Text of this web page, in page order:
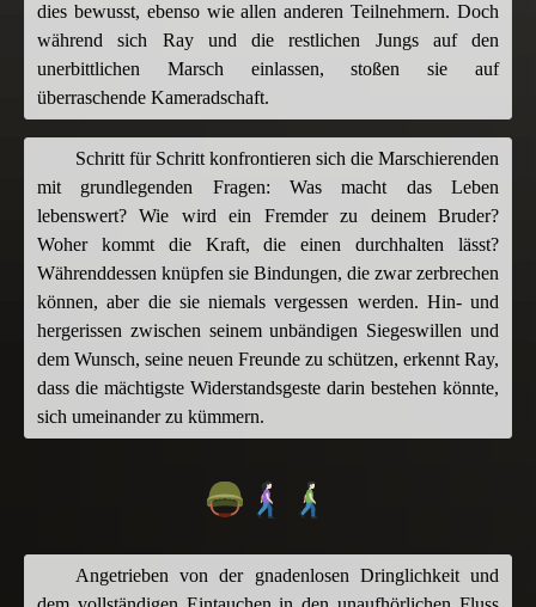
dies bewusst, ebenso wie allen anderen Teilnehmern. Doch
während sich Ray und die restlichen Jungs auf den
unerbittlichen Marsch einlassen, stoßen sie auf
überraschende Kameradschaft.
Schritt für Schritt konfrontieren sich die Marschierenden
mit grundlegenden Fragen: Was macht das Leben
lebenswert? Wie wird ein Fremder zu deinem Bruder?
Woher kommt die Kraft, die einen durchhalten lässt?
Währenddessen knüpfen sie Bindungen, die zwar zerbrechen
können, aber die sie niemals vergessen werden. Hin- und
hergerissen zwischen seinem unbändigen Siegeswillen und
dem Wunsch, seine neuen Freunde zu schützen, erkennt Ray,
dass die mächtigste Widerstandsgeste darin bestehen könnte,
sich umeinander zu kümmern.
Angetrieben von der gnadenlosen Dringlichkeit und